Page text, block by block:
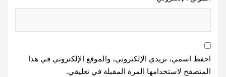
احفظ اسمي، بريدي الإلكتروني، والموقع الإلكتروني في هذا
المتصفح لاستخدامها المرة المقبلة في تعليقي.